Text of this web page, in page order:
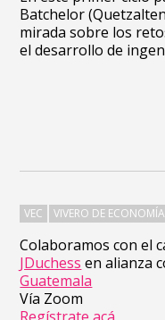
Colaboramos con el
JDuchess en alianza
Guatemala
Vía Zoom
Batchelor
mirada sobre los
el desarrollo de
VEC VIVERO DE